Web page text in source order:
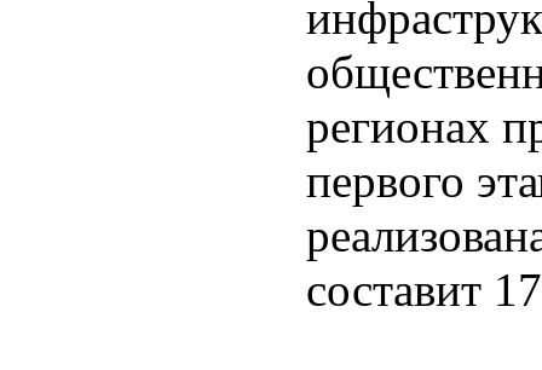
регионах
первого
составит